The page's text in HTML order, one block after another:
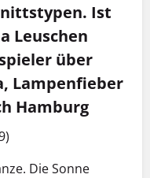
Ist
Leuschen
über
Lampenfieber
Hamburg
Die Sonne